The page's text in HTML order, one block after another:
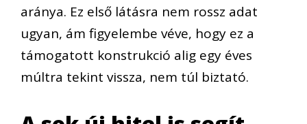
aránya. Ez első látásra nem rossz adat
ugyan, ám figyelembe véve, hogy ez a
támogatott konstrukció alig egy éves
múltra tekint vissza, nem túl biztató.